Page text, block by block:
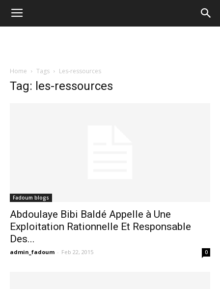
Home Tags Les-ressources
Tag: les-ressources
Fadoum blogs
Abdoulaye Bibi Baldé Appelle à Une
Exploitation Rationnelle Et Responsable
Des...
admin_fadoum - Feb 22, 2015 0